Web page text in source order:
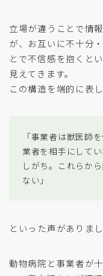
立場が違うことで情
が、お互いに不十分
とで不信感を抱くと
見えてきます。
この構造を端的に表
「事業者は獣医師
業者を相手にして
しがち。これらか
ない」
といった声がありまし
動物病院と事業者が